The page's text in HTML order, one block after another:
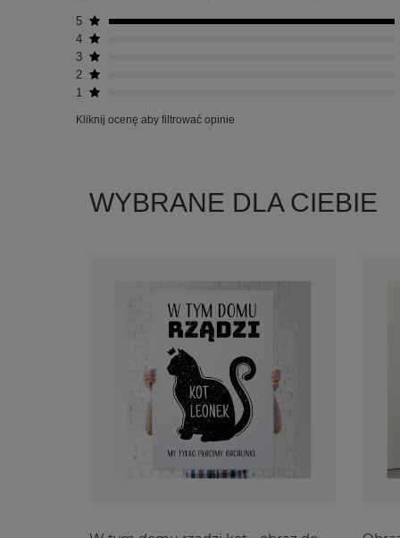
5
4
3
2
1
Kliknij ocenę aby filtrować opinie
WYBRANE DLA CIEBIE